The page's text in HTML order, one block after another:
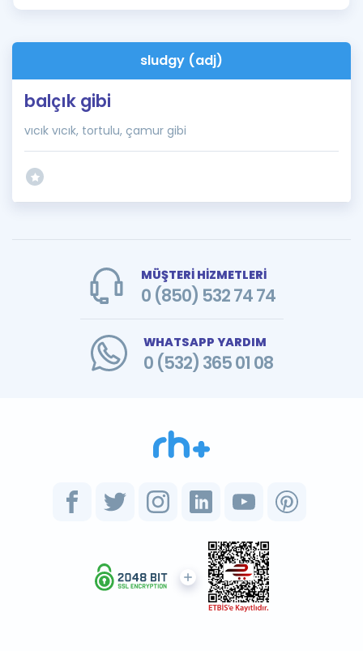
ÖSYM Sınav Takvimi
Kampanyalar
Blog
sludgy (adj)
balçık gibi
vıcık vıcık, tortulu, çamur gibi
MÜŞTERİ HİZMETLERİ
0 (850) 532 74 74
WHATSAPP YARDIM
0 (532) 365 01 08